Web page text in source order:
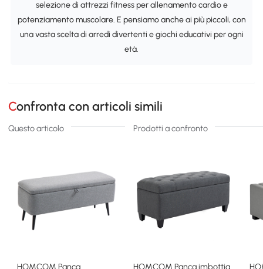
selezione di attrezzi fitness per allenamento cardio e
potenziamento muscolare. E pensiamo anche ai più piccoli, con
una vasta scelta di arredi divertenti e giochi educativi per ogni
età.
Confronta con articoli simili
Questo articolo Prodotti a confronto
HOMCOM Panca
HOMCOM Panca imbottia